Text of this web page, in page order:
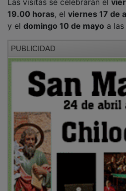
19.00 horas, elviernes 17 de
y eldomingo 10 de mayoa las